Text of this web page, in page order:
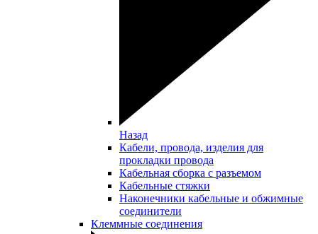
Назад
Кабели, провода, изделия для
прокладки провода
Кабельная сборка с разъемом
Кабельные стяжки
Наконечники кабельные и обжимные
соединители
Клеммные соединения